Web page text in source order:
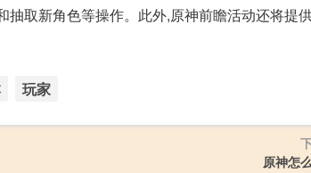
取新角色等操作。此外,原神前瞻活动还将提
玩家
原神怎